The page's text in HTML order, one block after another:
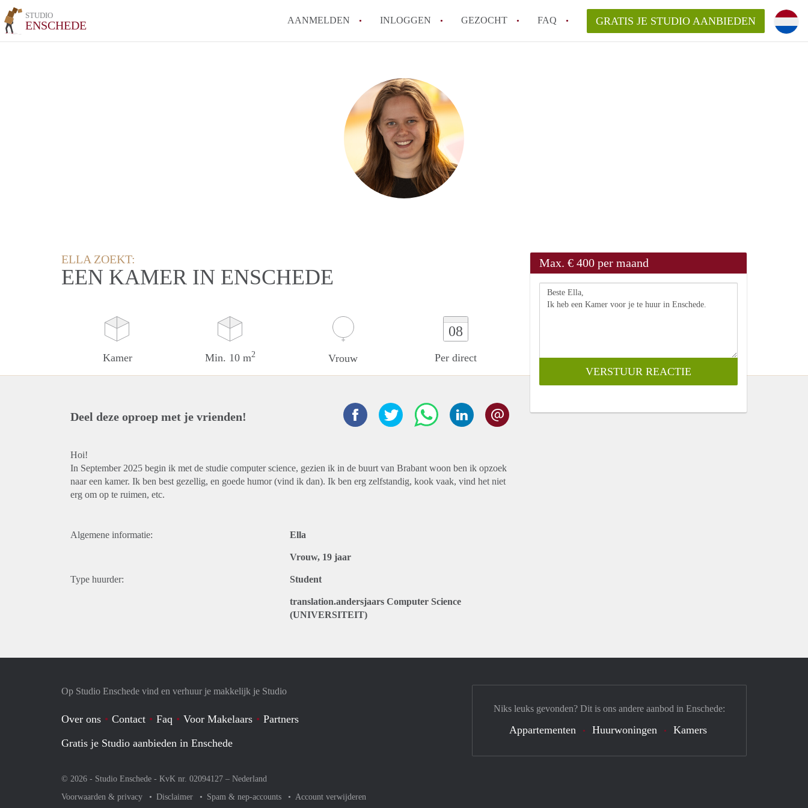
STUDIO
ENSCHEDE AANMELDEN INLOGGEN GEZOCHT FAQ
Hoeveel kost het om te reageren op een Studio in Enschede?
Wat is de privacyverklaring van StudioEnschede?
Berekent StudioEnschede makelaarsvergoeding/bemiddelingsvergoeding?
Alle veelgestelde vragen
GRATIS JE STUDIO AANBIEDEN
ELLA ZOEKT:
EEN KAMER IN ENSCHEDE
Kamer Min. 10 m2 Vrouw
08
Per direct
Max. € 400 per maand
Deel deze oproep met je vrienden!
Hoi!
In September 2025 begin ik met de studie computer science, gezien ik in de buurt van Brabant woon ben ik opzoek
naar een kamer. Ik ben best gezellig, en goede humor (vind ik dan). Ik ben erg zelfstandig, kook vaak, vind het niet
erg om op te ruimen, etc.
Algemene informatie: Ella
Vrouw, 19 jaar
Type huurder: Student
translation.andersjaars Computer Science
(UNIVERSITEIT)
Op Studio Enschede vind en verhuur je makkelijk je Studio
Over ons Contact Faq Voor Makelaars
Partners
Gratis je Studio aanbieden in Enschede
© 2026 - Studio Enschede - KvK nr. 02094127 – Nederland
Voorwaarden & privacy
Disclaimer Spam & nep-accounts Account verwijderen
Niks leuks gevonden? Dit is ons andere aanbod in Enschede:
Appartementen Huurwoningen Kamers